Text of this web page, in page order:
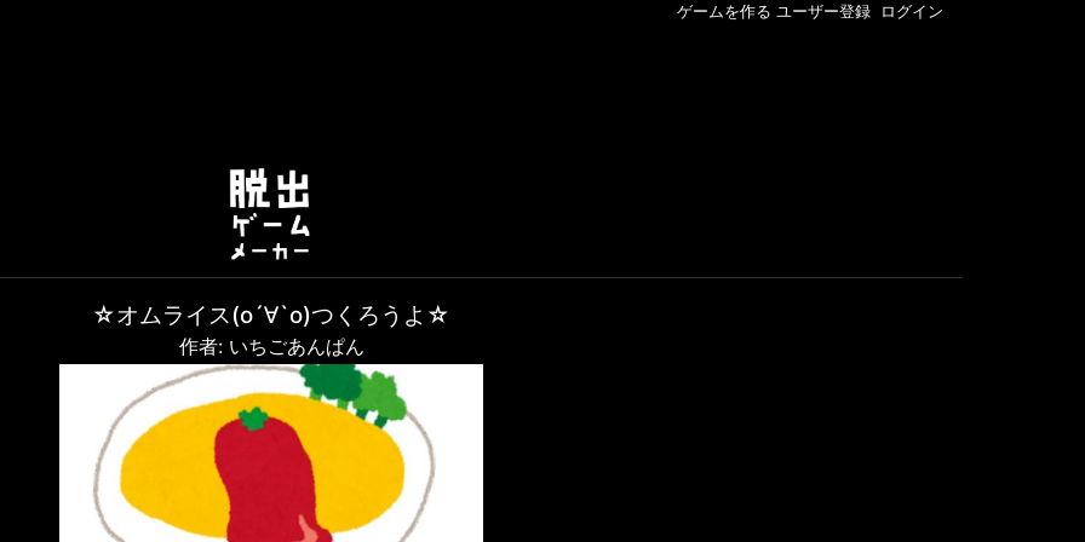
ゲームを作る ユーザー登録 ログイン
☆オムライス(о´∀`о)つくろうよ☆
作者: いちごあんぱん